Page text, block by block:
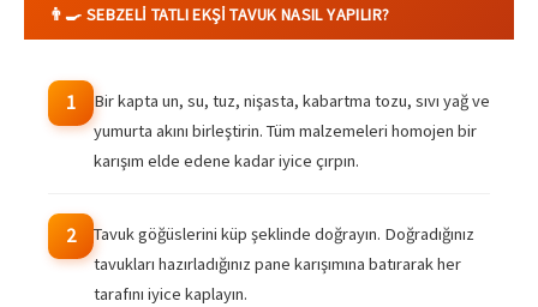
👨‍🍳 SEBZELI TATLI EKŞI TAVUK NASIL YAPILIR?
1
Bir kapta un, su, tuz, nişasta, kabartma tozu, sıvı yağ ve
yumurta akını birleştirin. Tüm malzemeleri homojen bir
karışım elde edene kadar iyice çırpın.
2
Tavuk göğüslerini küp şeklinde doğrayın. Doğradığınız
tavukları hazırladığınız pane karışımına batırarak her
tarafını iyice kaplayın.